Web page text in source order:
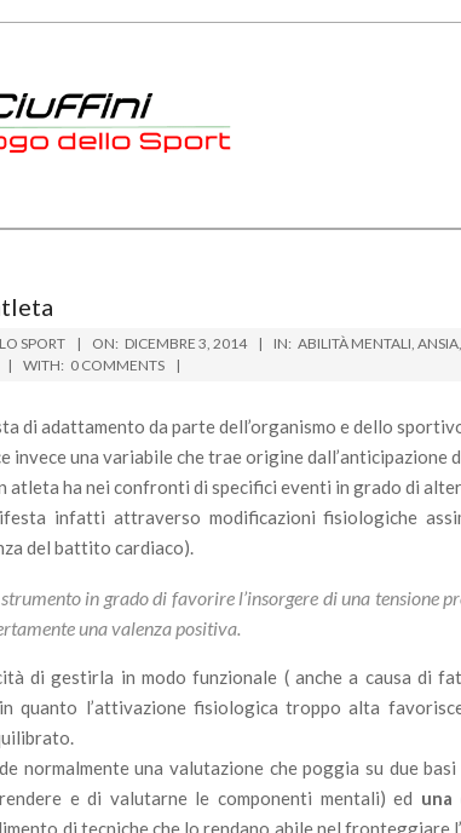
SPORT ON: DICEMBRE 3, 2014 IN: ABILITÀ MENTALI, ANSIA,
WITH: 0 COMMENTS
di adattamento da parte dell’organismo e dello
invece una variabile che trae origine dall’anticipazione
atleta ha nei confronti di specifici eventi in grado di
infatti attraverso modificazioni fisiologiche
del battito cardiaco).
strumento in grado di favorire l’insorgere di una tensione
una valenza positiva.
di gestirla in modo funzionale ( anche a causa di
quanto l’attivazione fisiologica troppo alta
normalmente una valutazione che poggia su due
e di valutarne le componenti mentali) ed
di tecniche che lo rendano abile nel fronteggiare